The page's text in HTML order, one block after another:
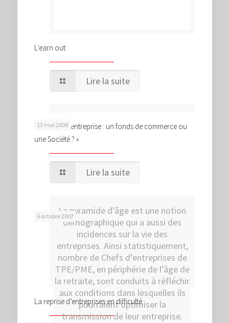
L’earn out
Lire la suite
13 mai 2008
« Cession d’entreprise : un fonds de commerce ou
une Société ? »
Lire la suite
La pyramide d’âge est une notion
démographique qui a aussi des
incidences sur la vie des
entreprises. Ainsi statistiquement,
nombre de Chefs d’entreprises de
TPE/PME, en périphérie de l’âge de
la retraite, sont conduits à réfléchir
aux conditions dans lesquelles ils
pourraient optimiser la
transmission de leur entreprise.
6 octobre 2007
La reprise d’entreprises en difficulté